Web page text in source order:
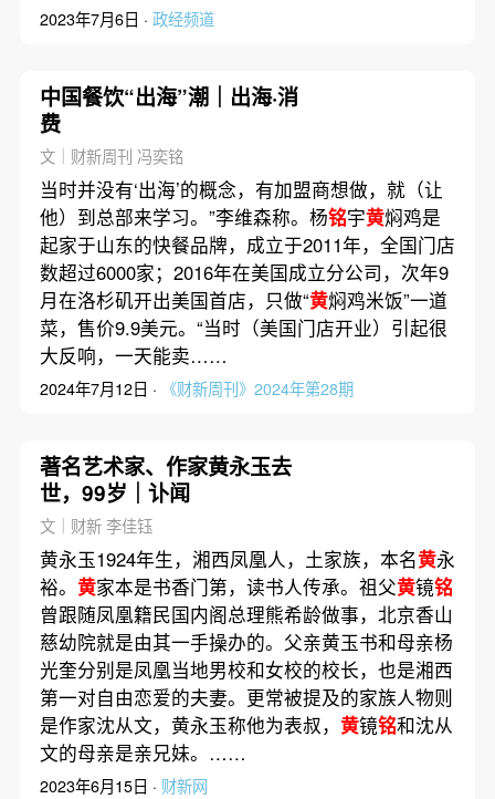
2023年7月6日 · 政经频道
中国餐饮“出海”潮｜出海·消
费
文｜财新周刊 冯奕铭
当时并没有‘出海’的概念，有加盟商想做，就（让
他）到总部来学习。”李维森称。杨铭宇黄焖鸡是
起家于山东的快餐品牌，成立于2011年，全国门店
数超过6000家；2016年在美国成立分公司，次年9
月在洛杉矶开出美国首店，只做“黄焖鸡米饭”一道
菜，售价9.9美元。“当时（美国门店开业）引起很
大反响，一天能卖……
2024年7月12日 · 《财新周刊》2024年第28期
著名艺术家、作家黄永玉去
世，99岁｜讣闻
文｜财新 李佳钰
黄永玉1924年生，湘西凤凰人，土家族，本名黄永
裕。 黄家本是书香门第，读书人传承。祖父黄镜铭
曾跟随凤凰籍民国内阁总理熊希龄做事，北京香山
慈幼院就是由其一手操办的。父亲黄玉书和母亲杨
光奎分别是凤凰当地男校和女校的校长，也是湘西
第一对自由恋爱的夫妻。更常被提及的家族人物则
是作家沈从文，黄永玉称他为表叔， 黄镜铭和沈从
文的母亲是亲兄妹。……
2023年6月15日 · 财新网